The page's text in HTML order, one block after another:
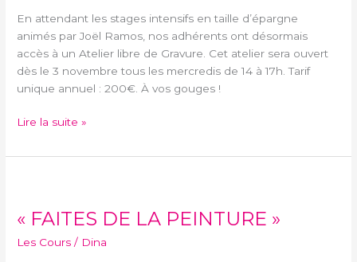
En attendant les stages intensifs en taille d’épargne
animés par Joël Ramos, nos adhérents ont désormais
accès à un Atelier libre de Gravure. Cet atelier sera ouvert
dès le 3 novembre tous les mercredis de 14 à 17h. Tarif
unique annuel : 200€. À vos gouges !
Lire la suite »
« FAITES DE LA PEINTURE »
Les Cours / Dina
LA
PEINTURE »